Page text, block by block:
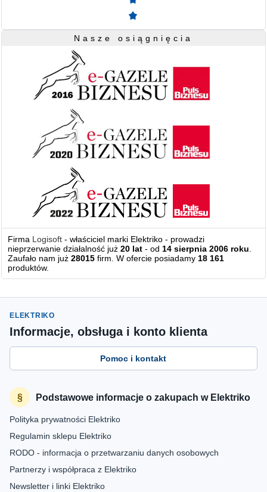
Nasze osiągnięcia
Firma Logisoft - właściciel marki Elektriko - prowadzi
nieprzerwanie działalność już20 lat - od14 sierpnia 2006 roku.
Zaufało nam już28015 firm. W ofercie posiadamy18 161
produktów.
ELEKTRIKO
Informacje, obsługa i konto klienta
Pomoc i kontakt
Podstawowe informacje o zakupach w Elektriko
Polityka prywatności Elektriko
Regulamin sklepu Elektriko
RODO - informacja o przetwarzaniu danych osobowych
Partnerzy i współpraca z Elektriko
Newsletter i linki Elektriko